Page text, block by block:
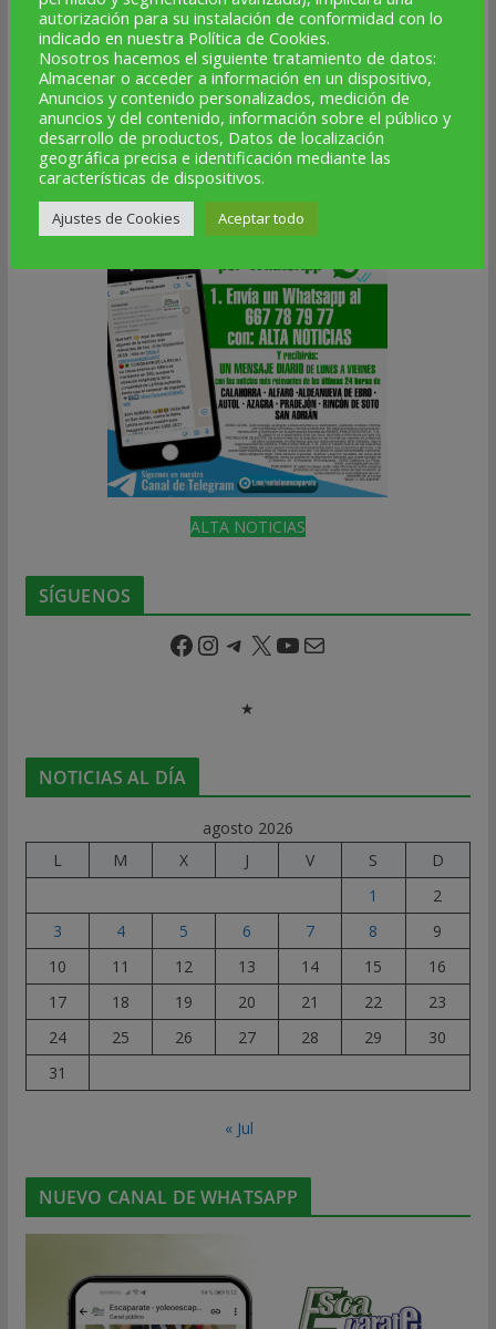
ESCAPARATE EN TU MÓVIL
ALTA NOTICIAS
SÍGUENOS
Facebook Instagram Telegram X YouTube Correo electrónico
★
NOTICIAS AL DÍA
agosto 2026
L
M X J V S
D
1
2
3
4 5 6 7 8
9
10
11 12 13 14 15
16
17
18 19 20 21 22
23
24
25 26 27 28 29
30
31
« Jul
NUEVO CANAL DE WHATSAPP
autorización para su instalación de conformidad con lo
indicado en nuestra Política de Cookies.
Nosotros hacemos el siguiente tratamiento de datos:
Almacenar o acceder a información en un dispositivo,
Anuncios y contenido personalizados, medición de
anuncios y del contenido, información sobre el público y
desarrollo de productos, Datos de localización
geográfica precisa e identificación mediante las
características de dispositivos.
Ajustes de Cookies Aceptar todo